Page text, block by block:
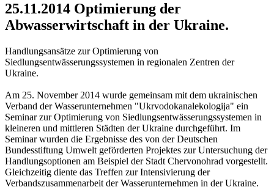
25.11.2014 Optimierung der
Abwasserwirtschaft in der Ukraine.
Handlungsansätze zur Optimierung von
Siedlungsentwässerungssystemen in regionalen Zentren der
Ukraine.
Am 25. November 2014 wurde gemeinsam mit dem ukrainischen
Verband der Wasserunternehmen "Ukrvodokanalekologija" ein
Seminar zur Optimierung von Siedlungsentwässerungssystemen in
kleineren und mittleren Städten der Ukraine durchgeführt. Im
Seminar wurden die Ergebnisse des von der Deutschen
Bundesstiftung Umwelt geförderten Projektes zur Untersuchung der
Handlungsoptionen am Beispiel der Stadt Chervonohrad vorgestellt.
Gleichzeitig diente das Treffen zur Intensivierung der
Verbandszusammenarbeit der Wasserunternehmen in der Ukraine.